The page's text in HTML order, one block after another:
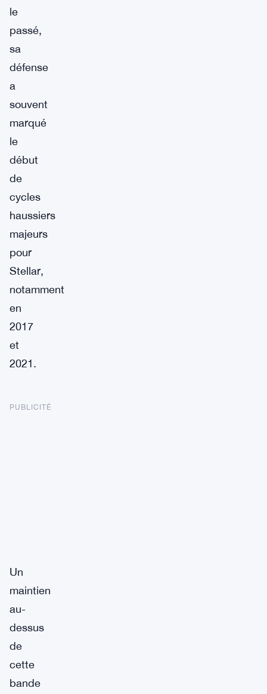
le
passé,
sa
défense
a
souvent
marqué
le
début
de
cycles
haussiers
majeurs
pour
Stellar,
notamment
en
2017
et
2021.
PUBLICITÉ
Un
maintien
au-
dessus
de
cette
bande